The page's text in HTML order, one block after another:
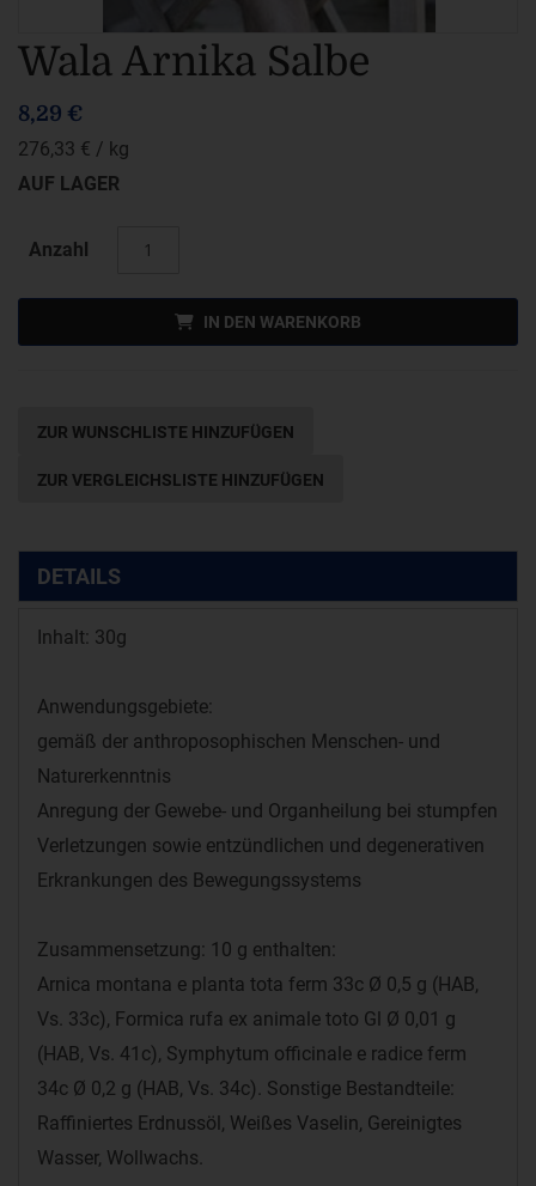
Wala Arnika Salbe
8,29 €
276,33 € / kg
AUF LAGER
Anzahl
IN DEN WARENKORB
ZUR WUNSCHLISTE HINZUFÜGEN
ZUR VERGLEICHSLISTE HINZUFÜGEN
Zum
der
Bildergalerie
springen
DETAILS
Inhalt: 30g
Anwendungsgebiete:
gemäß der anthroposophischen Menschen- und
Naturerkenntnis
Anregung der Gewebe- und Organheilung bei stumpfen
Verletzungen sowie entzündlichen und degenerativen
Erkrankungen des Bewegungssystems
Zusammensetzung: 10 g enthalten:
Arnica montana e planta tota ferm 33c Ø 0,5 g (HAB,
Vs. 33c), Formica rufa ex animale toto Gl Ø 0,01 g
(HAB, Vs. 41c), Symphytum officinale e radice ferm
34c Ø 0,2 g (HAB, Vs. 34c). Sonstige Bestandteile:
Raffiniertes Erdnussöl, Weißes Vaselin, Gereinigtes
Wasser, Wollwachs.